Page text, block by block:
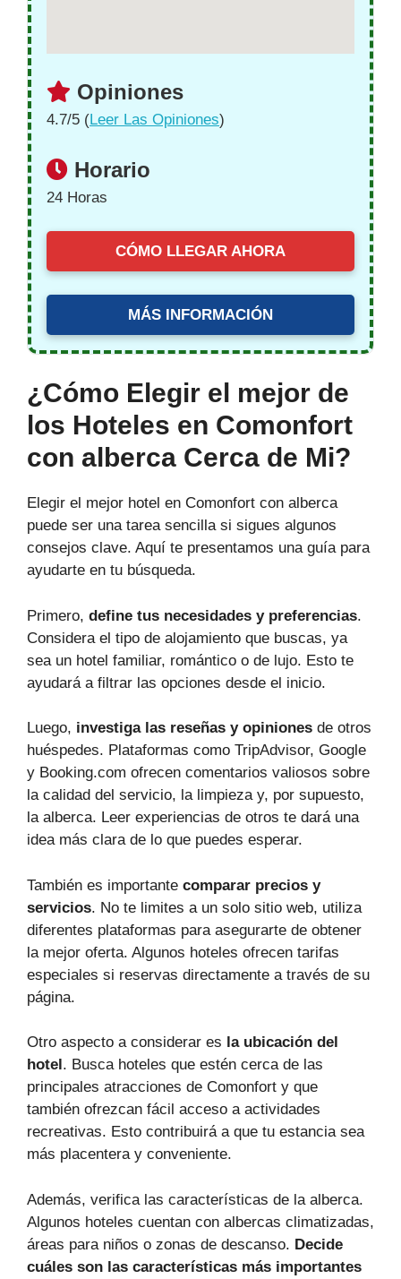
Opiniones
4.7/5 (Leer Las Opiniones)
Horario
24 Horas
CÓMO LLEGAR AHORA
MÁS INFORMACIÓN
¿Cómo Elegir el mejor de
los Hoteles en Comonfort
con alberca Cerca de Mi?
Elegir el mejor hotel en Comonfort con alberca
puede ser una tarea sencilla si sigues algunos
consejos clave. Aquí te presentamos una guía para
ayudarte en tu búsqueda.
Primero, define tus necesidades y preferencias.
Considera el tipo de alojamiento que buscas, ya
sea un hotel familiar, romántico o de lujo. Esto te
ayudará a filtrar las opciones desde el inicio.
Luego, investiga las reseñas y opiniones de otros
huéspedes. Plataformas como TripAdvisor, Google
y Booking.com ofrecen comentarios valiosos sobre
la calidad del servicio, la limpieza y, por supuesto,
la alberca. Leer experiencias de otros te dará una
idea más clara de lo que puedes esperar.
También es importante comparar precios y
servicios. No te limites a un solo sitio web, utiliza
diferentes plataformas para asegurarte de obtener
la mejor oferta. Algunos hoteles ofrecen tarifas
especiales si reservas directamente a través de su
página.
Otro aspecto a considerar es la ubicación del
hotel . Busca hoteles que estén cerca de las
principales atracciones de Comonfort y que
también ofrezcan fácil acceso a actividades
recreativas. Esto contribuirá a que tu estancia sea
más placentera y conveniente.
Además, verifica las características de la alberca.
Algunos hoteles cuentan con albercas climatizadas,
áreas para niños o zonas de descanso. Decide
cuáles son las características más importantes